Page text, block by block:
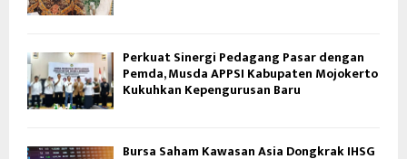
Perkuat Sinergi Pedagang Pasar dengan
Pemda, Musda APPSI Kabupaten Mojokerto
Kukuhkan Kepengurusan Baru
Bursa Saham Kawasan Asia Dongkrak IHSG